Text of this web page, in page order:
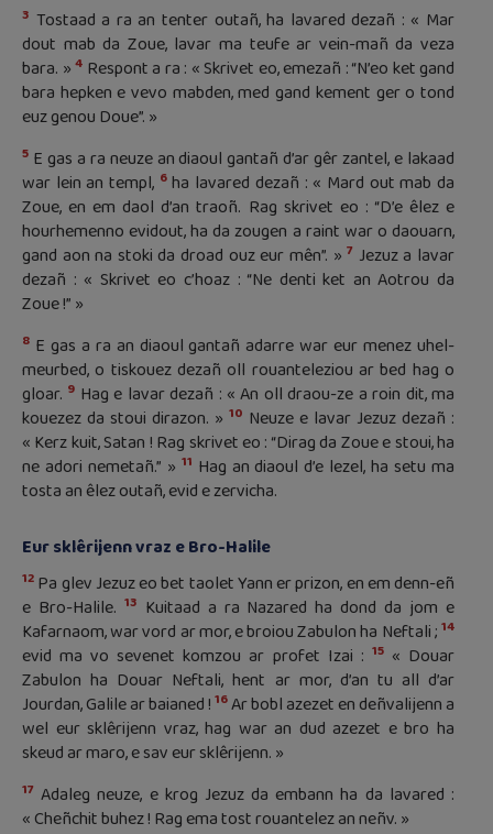
3 Tostaad a ra an tenter outañ, ha lavared dezañ : « Mar
dout mab da Zoue, lavar ma teufe ar vein-mañ da veza
bara. » 4 Respont a ra : « Skrivet eo, emezañ : “N’eo ket gand
bara hepken e vevo mabden, med gand kement ger o tond
euz genou Doue”. »
5 E gas a ra neuze an diaoul gantañ d’ar gêr zantel, e lakaad
war lein an templ, 6ha lavared dezañ : « Mard out mab da
Zoue, en em daol d’an traoñ. Rag skrivet eo : “D’e êlez e
hourhemenno evidout, ha da zougen a raint war o daouarn,
gand aon na stoki da droad ouz eur mên”. »7 Jezuz a lavar
dezañ : « Skrivet eo c’hoaz : “Ne denti ket an Aotrou da
Zoue !” »
8 E gas a ra an diaoul gantañ adarre war eur menez uhel-
meurbed, o tiskouez dezañ oll rouanteleziou ar bed hag o
gloar. 9 Hag e lavar dezañ : « An oll draou-ze a roin dit, ma
kouezez da stoui dirazon. » 10 Neuze e lavar Jezuz dezañ :
« Kerz kuit, Satan ! Rag skrivet eo : “Dirag da Zoue e stoui, ha
ne adori nemetañ.” » 11 Hag an diaoul d’e lezel, ha setu ma
tosta an êlez outañ, evid e zervicha.
Eur sklêrijenn vraz e Bro-Halile
12 Pa glev Jezuz eo bet taolet Yann er prizon, en em denn-eñ
e Bro-Halile. 13 Kuitaad a ra Nazared ha dond da jom e
Kafarnaom, war vord ar mor, e broiou Zabulon ha Neftali ; 14
evid ma vo sevenet komzou ar profet Izai : 15« Douar
Zabulon ha Douar Neftali, hent ar mor, d’an tu all d’ar
Jourdan, Galile ar baianed ! 16Ar bobl azezet en deñvalijenn a
wel eur sklêrijenn vraz, hag war an dud azezet e bro ha
skeud ar maro, e sav eur sklêrijenn. »
17 Adaleg neuze, e krog Jezuz da embann ha da lavared :
« Cheñchit buhez ! Rag ema tost rouantelez an neñv. »